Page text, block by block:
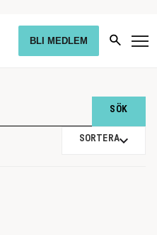
BLI MEDLEM
SORTERA